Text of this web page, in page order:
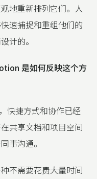
地重新排列它们。人
速捕捉和重组他们的
计的。
是如何反映这个方
快捷方式和协作已经
共享文档和项目空间
事沟通。
不需要花费大量时间